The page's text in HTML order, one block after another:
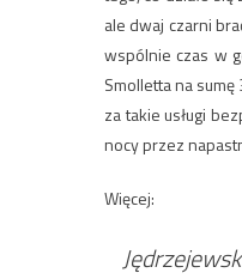
ale dwaj czarni
wspólnie czas w
Smolletta na
za takie usługi
nocy przez
Więcej: